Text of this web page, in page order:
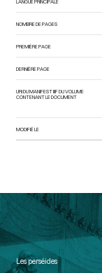
NOMBRE DE PAGES
PREMIÈRE PAGE
DERNIÈRE PAGE
URI DU MANIFEST IIIF DU VOLUME
CONTENANT LE DOCUMENT
MODIFIÉ LE
Les perséides